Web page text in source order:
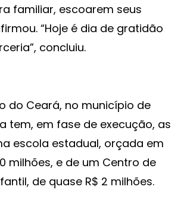
familiar, escoarem seus
“Hoje é dia de gratidão
concluiu.
do Ceará, no município de
tem, em fase de execução, as
escola estadual, orçada em
milhões, e de um Centro de
de quase R$ 2 milhões.